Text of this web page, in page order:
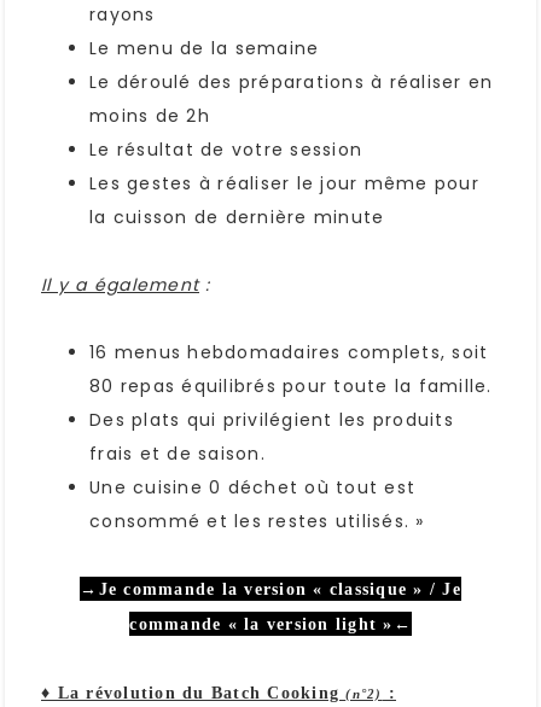
rayons
Le menu de la semaine
Le déroulé des préparations à réaliser en
moins de 2h
Le résultat de votre session
Les gestes à réaliser le jour même pour
la cuisson de dernière minute
Il y a également:
16 menus hebdomadaires complets, soit
80 repas équilibrés pour toute la famille.
Des plats qui privilégient les produits
frais et de saison.
Une cuisine 0 déchet où tout est
consommé et les restes utilisés. »
→ Je commande la version « classique » /Je
commande « la version light » ←
♦ La révolution du Batch Cooking(n°2) :